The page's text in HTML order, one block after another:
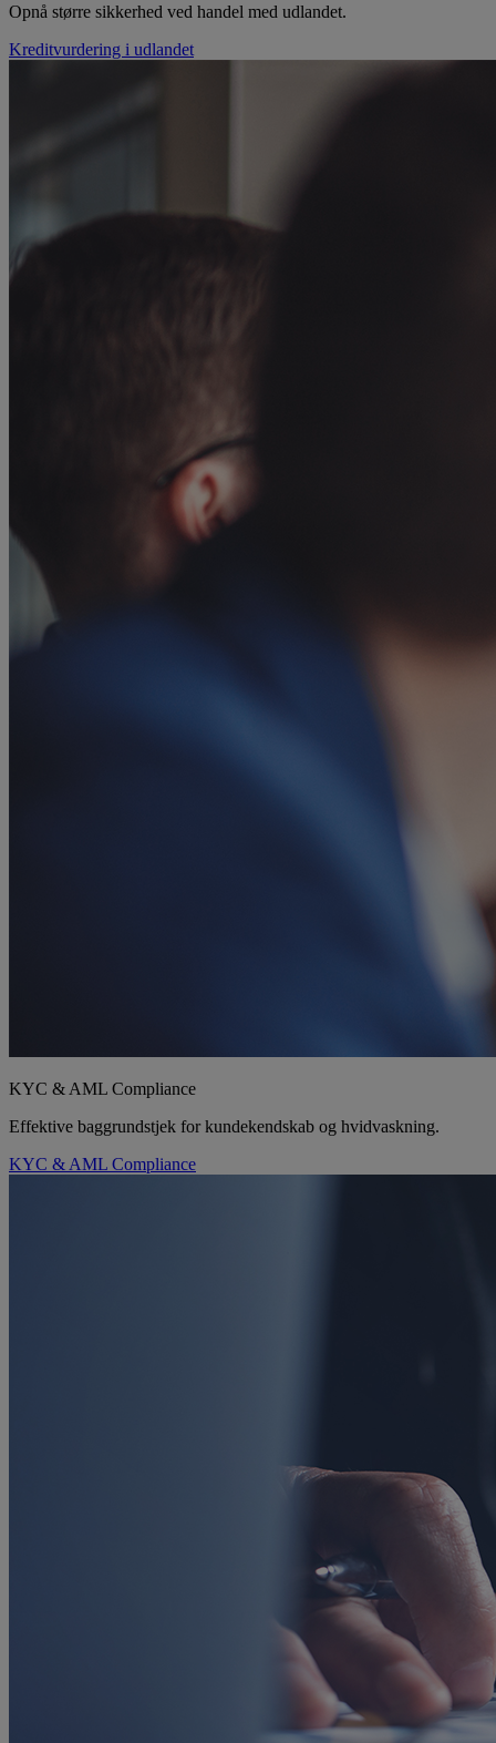
Opnå større sikkerhed ved handel med udlandet.
Kreditvurdering i udlandet
KYC & AML Compliance
Effektive baggrundstjek for kundekendskab og hvidvaskning.
KYC & AML Compliance